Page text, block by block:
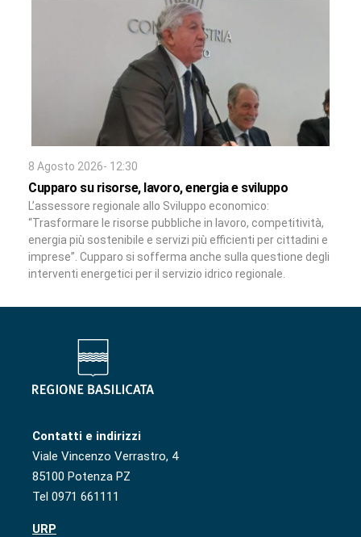
8 Agosto 2026- 12:30
Cupparo su risorse, lavoro, energia e sviluppo
L’assessore regionale allo Sviluppo economico:
“Trasformare le risorse pubbliche in lavoro, competitività,
energia più sostenibile e servizi più efficienti per cittadini e
imprese”. Cupparo si sofferma anche sulla questione degli
interventi energetici per il servizio idrico regionale.
Contatti e indirizzi
Viale Vincenzo Verrastro, 4
85100 Potenza PZ
Tel 0971 661111
URP